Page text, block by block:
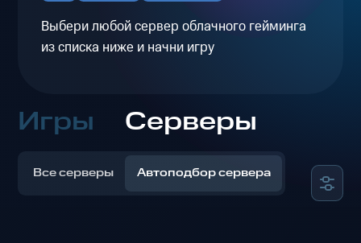
Выбери любой сервер облачного гейминга
из списка ниже и начни игру
Игры Серверы
Все серверы Автоподбор сервера